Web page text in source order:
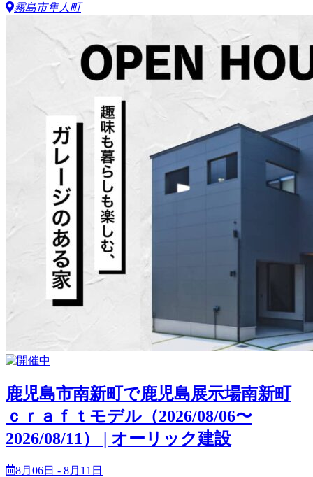
霧島市隼人町
鹿児島市南新町で鹿児島展示場南新町
ｃｒａｆｔモデル（2026/08/06〜
2026/08/11） | オーリック建設
8月06日 - 8月11日